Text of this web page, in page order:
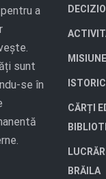
a
sunt
se în
MISIUNE
CĂRȚI
BRĂILA